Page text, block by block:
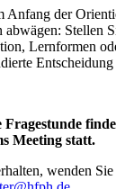
Anfang der
Stellen
Lernformen
Meeting statt.
wenden